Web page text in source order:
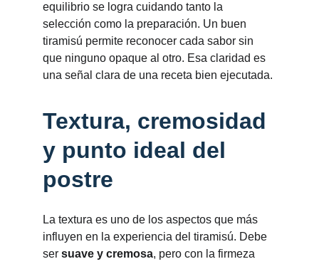
equilibrio se logra cuidando tanto la
selección como la preparación. Un buen
tiramisú permite reconocer cada sabor sin
que ninguno opaque al otro. Esa claridad es
una señal clara de una receta bien ejecutada.
Textura, cremosidad
y punto ideal del
postre
La textura es uno de los aspectos que más
influyen en la experiencia del tiramisú. Debe
ser suave y cremosa, pero con la firmeza